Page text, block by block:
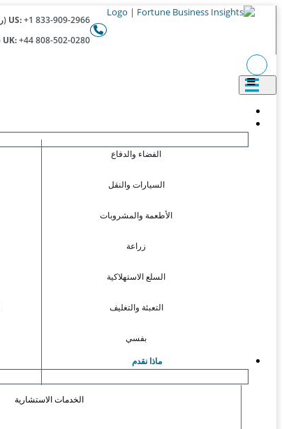
US:+1 833-909-2966 (رقم مجاني)
UK:+44 808-502-0280 (رقم مجاني)
الفضاء والدفاع
السيارات والنقل
الأطعمة والمشروبات
زراعة
السلع الاستهلاكية
التعبئة والتغليف
بفسي
ماذا نقدم
الخدمات الاستشارية